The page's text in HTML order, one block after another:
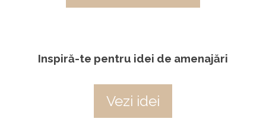
Inspiră-te pentru idei de amenajări
Vezi idei